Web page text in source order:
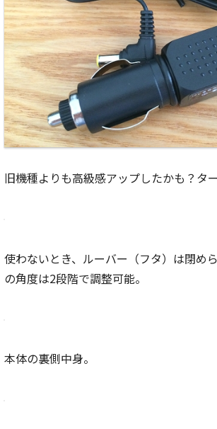
旧機種よりも高級感アップしたかも？タ
使わないとき、ルーバー（フタ）は閉め
の角度は2段階で調整可能。
本体の裏側中身。